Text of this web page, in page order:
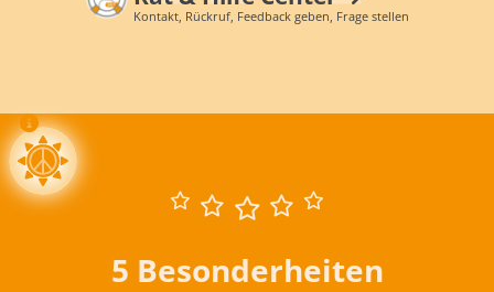
Kontakt, Rückruf, Feedback geben, Frage stellen
5 Besonderheiten